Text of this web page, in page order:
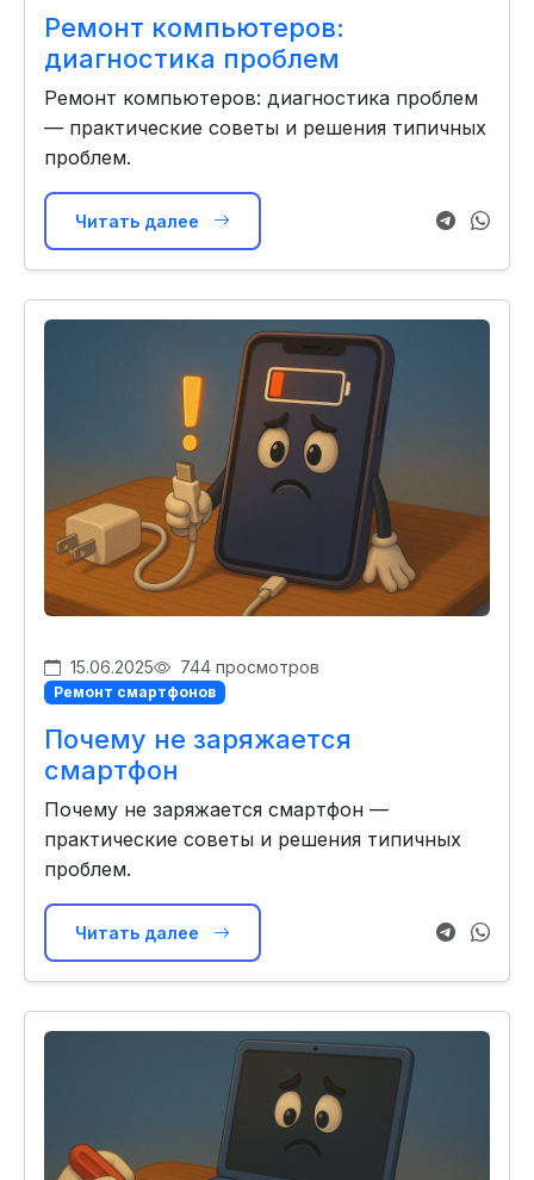
Ремонт компьютеров:
диагностика проблем
Ремонт компьютеров: диагностика проблем
— практические советы и решения типичных
проблем.
Читать далее
15.06.2025 744 просмотров
Ремонт смартфонов
Почему не заряжается
смартфон
Почему не заряжается смартфон —
практические советы и решения типичных
проблем.
Читать далее